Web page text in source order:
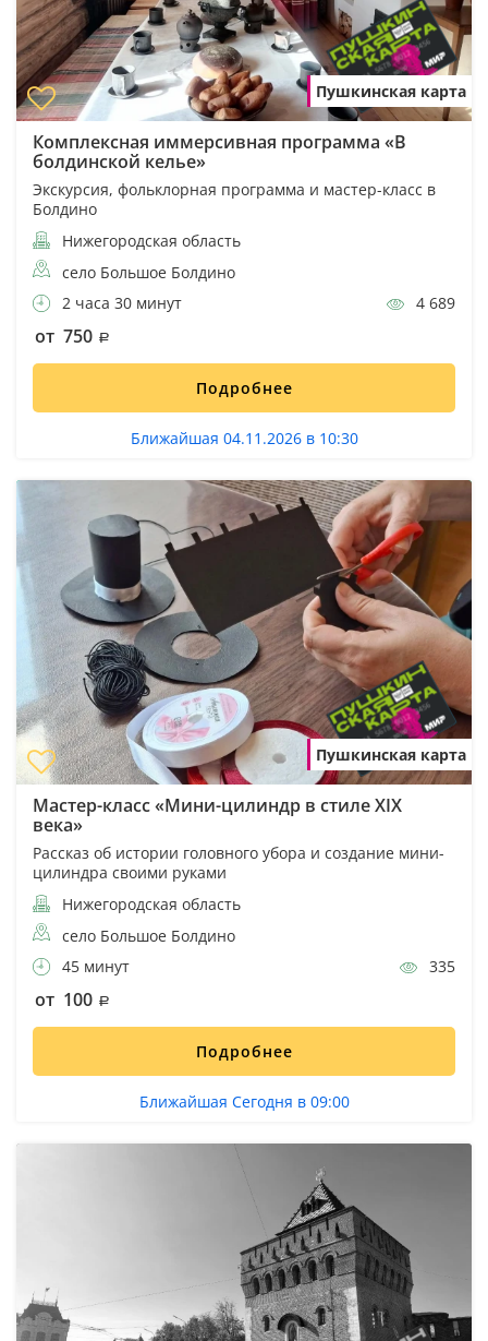
Пушкинская карта
Комплексная иммерсивная программа «В
болдинской келье»
Экскурсия, фольклорная программа и мастер-класс в
Болдино
Нижегородская область
село Большое Болдино
2 часа 30 минут
4 689
от 750
Подробнее
Ближайшая 04.11.2026 в 10:30
Пушкинская карта
Мастер-класс «Мини-цилиндр в стиле XIX
века»
Рассказ об истории головного убора и создание мини-
цилиндра своими руками
Нижегородская область
село Большое Болдино
45 минут
335
от 100
Подробнее
Ближайшая Сегодня в 09:00